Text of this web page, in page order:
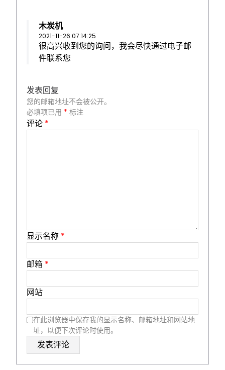
木炭机
2021-11-26 07:14:25
很高兴收到您的询问，我会尽快通过电子邮
件联系您
发表回复
您的邮箱地址不会被公开。
必填项已用 * 标注
评论 *
显示名称 *
邮箱 *
网站
在此浏览器中保存我的显示名称、邮箱地址和网站地
址，以便下次评论时使用。